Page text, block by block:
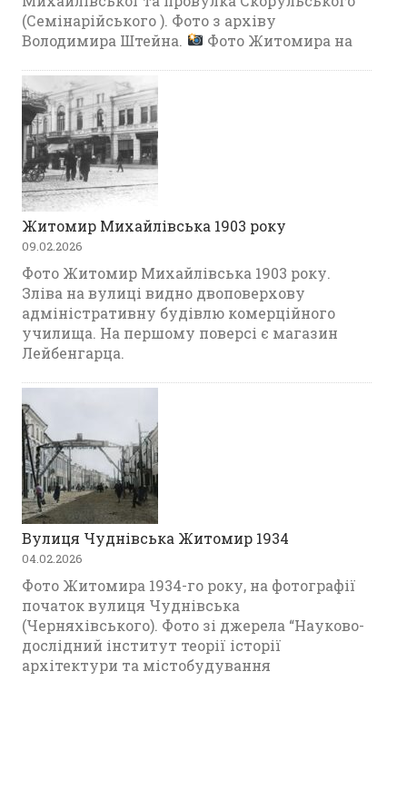
(Семінарійського ). Фото з архіву
Володимира Штейна.
Фото Житомира на
Житомир Михайлівська 1903 року
09.02.2026
Фото Житомир Михайлівська 1903 року.
Зліва на вулиці видно двоповерхову
адміністративну будівлю комерційного
училища. На першому поверсі є магазин
Лейбенгарца.
Вулиця Чуднівська Житомир 1934
04.02.2026
Фото Житомира 1934-го року, на фотографії
початок вулиця Чуднівська
(Черняхівського). Фото зі джерела “Науково-
дослідний інститут теорії історії
архітектури та містобудування